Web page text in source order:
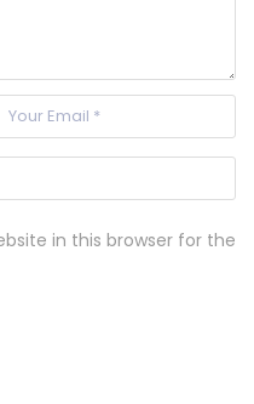
in this browser for the